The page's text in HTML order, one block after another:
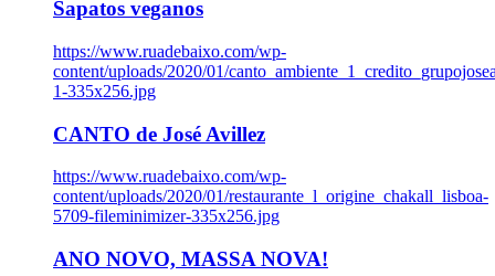
Sapatos veganos
https://www.ruadebaixo.com/wp-
content/uploads/2020/01/
1-335x256.jpg
CANTO de José Avillez
https://www.ruadebaixo.com/wp-
content/uploads/2020/01/restaurante_l_origine_chakall_lisboa-
5709-fileminimizer-335x256.jpg
ANO NOVO, MASSA NOVA!